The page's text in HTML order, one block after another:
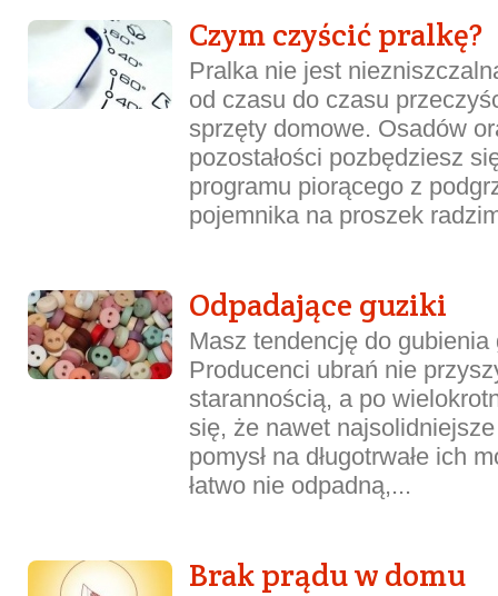
Czym czyścić pralkę?
Pralka nie jest
od czasu do czasu
sprzęty domowe. Osadów
pozostałości pozbędziesz
programu piorącego z
pojemnika na proszek
Odpadające guziki
Masz tendencję do gubienia
Producenci ubrań nie
starannością, a po
się, że nawet
pomysł na długotrwałe ich
łatwo nie odpadną,...
Brak prądu w domu